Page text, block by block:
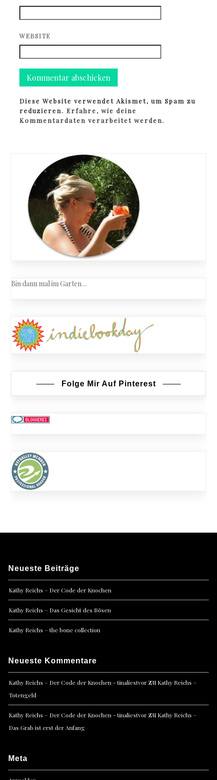
WEBSITE
Diese Website verwendet Akismet, um Spam zu
reduzieren.Erfahre, wie deine
Kommentardaten verarbeitet werden.
Bin dann mal im Garten…
Folge Mir Auf Pinterest
Neueste Beiträge
Kathy Reichs – Der Code der Knochen
Kathy Reichs – Das Gesicht des Bösen
Kathy Reichs – the bone collection
Neueste Kommentare
Kathy Reichs – Der Code der Knochen - tinaliestvorzu Kathy Reichs –
Totengeld
Kathy Reichs – Der Code der Knochen - tinaliestvorzu Kathy Reichs –
Das Grab ist erst der Anfang
Meta